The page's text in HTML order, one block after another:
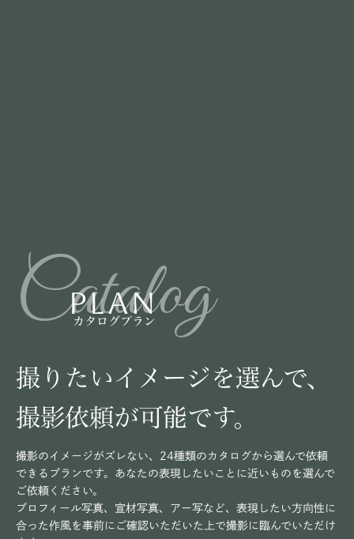
Catalog
PLAN
カタログプラン
撮りたいイメージを選んで、
撮影依頼が可能です。
撮影のイメージがズレない、24種類のカタログから選んで依頼
できるプランです。あなたの表現したいことに近いものを選んで
ご依頼ください。
プロフィール写真、宣材写真、アー写など、表現したい方向性に
合った作風を事前にご確認いただいた上で撮影に臨んでいただけ